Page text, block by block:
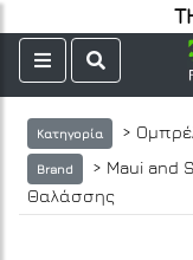
Κατηγορία >
Brand > Maui and
Θαλάσσης